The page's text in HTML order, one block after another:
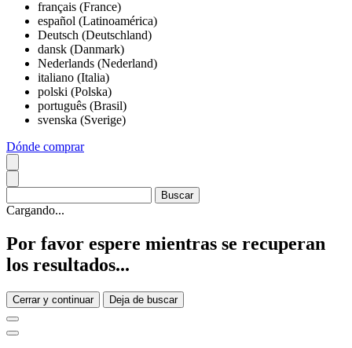
français (France)
español (Latinoamérica)
Deutsch (Deutschland)
dansk (Danmark)
Nederlands (Nederland)
italiano (Italia)
polski (Polska)
português (Brasil)
svenska (Sverige)
Dónde comprar
Cargando...
Por favor espere mientras se recuperan
los resultados...
Cerrar y continuar Deja de buscar